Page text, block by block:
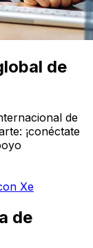
de
de
¡conéctate
Xe
de